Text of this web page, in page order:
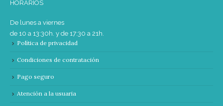
HORARIOS
De lunes a viernes
de 10 a 13:30h. y de 17:30 a 21h.
Política de privacidad
Condiciones de contratación
Pago seguro
Atención a la usuaria